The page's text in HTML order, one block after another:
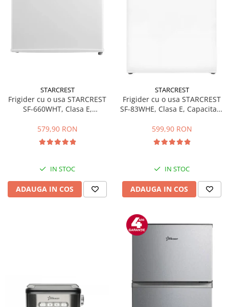
STARCREST
Frigider cu o usa STARCREST
SF-660WHT, Clasa E,
579,90 RON
IN STOC
ADAUGA IN COS
STARCREST
Frigider cu o usa STARCREST
SF-83WHE, Clasa E, Capacitate
Compartiment gheata, H 85
cm, Alb
599,90 RON
IN STOC
ADAUGA IN COS